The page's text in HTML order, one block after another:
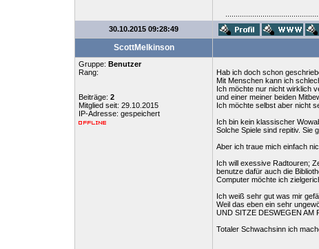
30.10.2015 09:28:49
ScottMelkinson
Gruppe: Benutzer
Rang:
Beiträge: 2
Mitglied seit: 29.10.2015
IP-Adresse: gespeichert
Hab ich doch schon
Mit Menschen kann ich
Ich möchte nur nicht wirklich
und einer meiner beiden
Ich möchte selbst aber nicht
Ich bin kein klassischer
Solche Spiele sind repitiv. Sie
Aber ich traue mich einfach
Ich will exessive Radtouren;
benutze dafür auch die
Computer möchte ich
Ich weiß sehr gut was mir
Weil das eben ein sehr
UND SITZE DESWEGEN AM
Totaler Schwachsinn ich